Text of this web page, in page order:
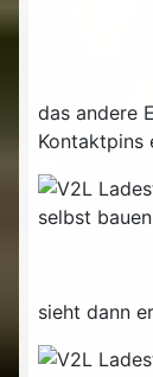
das andere
Kontaktpins
sieht dann